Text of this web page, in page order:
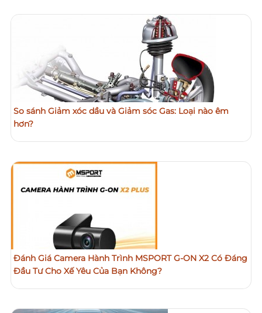
So sánh Giảm xóc dầu và Giảm sóc Gas: Loại nào êm
hơn?
Đánh Giá Camera Hành Trình MSPORT G-ON X2 Có Đáng
Đầu Tư Cho Xế Yêu Của Bạn Không?